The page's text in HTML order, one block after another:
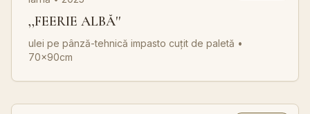
,,FEERIE ALBĂ''
ulei pe pânză-tehnică impasto cuțit de paletă •
70x90cm